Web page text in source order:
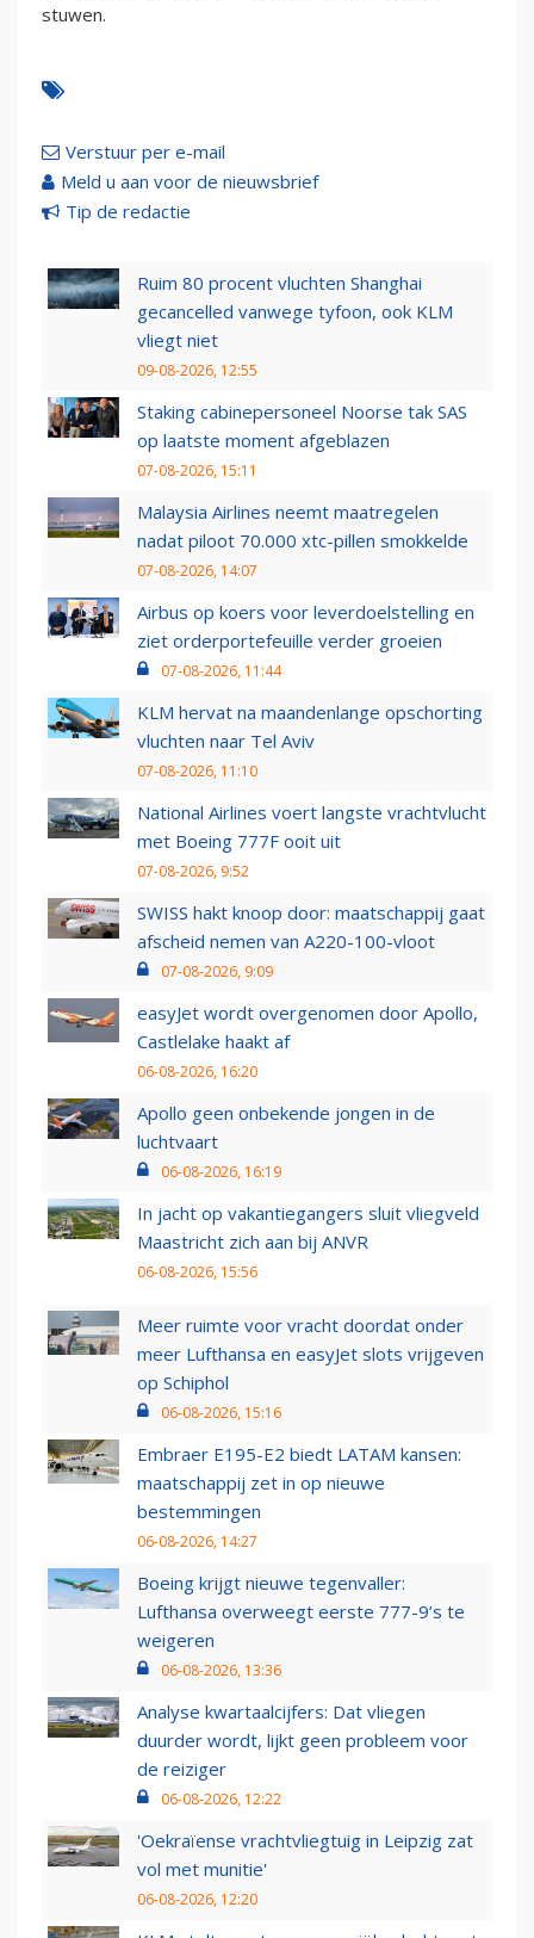
stuwen.
Verstuur per e-mail
Meld u aan voor de nieuwsbrief
Tip de redactie
Ruim 80 procent vluchten Shanghai
gecancelled vanwege tyfoon, ook KLM
vliegt niet
09-08-2026, 12:55
Staking cabinepersoneel Noorse tak SAS
op laatste moment afgeblazen
07-08-2026, 15:11
Malaysia Airlines neemt maatregelen
nadat piloot 70.000 xtc-pillen smokkelde
07-08-2026, 14:07
Airbus op koers voor leverdoelstelling en
ziet orderportefeuille verder groeien
07-08-2026, 11:44
KLM hervat na maandenlange opschorting
vluchten naar Tel Aviv
07-08-2026, 11:10
National Airlines voert langste vrachtvlucht
met Boeing 777F ooit uit
07-08-2026, 9:52
SWISS hakt knoop door: maatschappij gaat
afscheid nemen van A220-100-vloot
07-08-2026, 9:09
easyJet wordt overgenomen door Apollo,
Castlelake haakt af
06-08-2026, 16:20
Apollo geen onbekende jongen in de
luchtvaart
06-08-2026, 16:19
In jacht op vakantiegangers sluit vliegveld
Maastricht zich aan bij ANVR
06-08-2026, 15:56
Meer ruimte voor vracht doordat onder
meer Lufthansa en easyJet slots vrijgeven
op Schiphol
06-08-2026, 15:16
Embraer E195-E2 biedt LATAM kansen:
maatschappij zet in op nieuwe
bestemmingen
06-08-2026, 14:27
Boeing krijgt nieuwe tegenvaller:
Lufthansa overweegt eerste 777-9’s te
weigeren
06-08-2026, 13:36
Analyse kwartaalcijfers: Dat vliegen
duurder wordt, lijkt geen probleem voor
de reiziger
06-08-2026, 12:22
'Oekraïense vrachtvliegtuig in Leipzig zat
vol met munitie'
06-08-2026, 12:20